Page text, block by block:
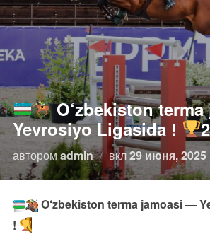
O‘zbekiston
Yevrosiyo Ligasida !
авторомadmin вклОпубликовано
29 июня, 2025
O‘zbekiston terma jamoasi —
!